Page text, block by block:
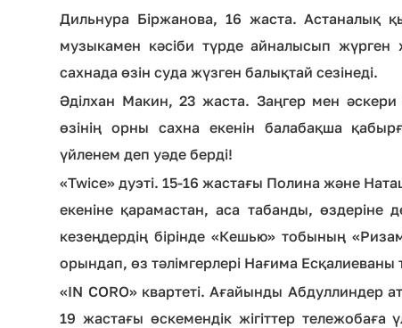
Дильнура Біржанова, 16 жаста.
музыкамен кәсіби түрде айналысып
сахнада өзін суда жүзген балықтай сезінеді.
Әділхан Макин, 23 жаста. Заңгер мен әскери
өзінің орны сахна екенін балабақша
үйленем деп уәде берді!
«Twice» дуэті. 15-16 жастағы Полина және
екеніне қарамастан, аса табанды, өздеріне
кезеңдердің бірінде «Кешью» тобының
орындап, өз тәлімгерлері Нағима Есқалиеваны
«IN CORO» квартеті. Ағайынды Абдуллиндер
19 жастағы өскемендік жігіттер тележобаға